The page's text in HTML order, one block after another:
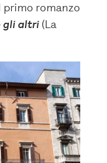
primo romanzo
gli altri (La